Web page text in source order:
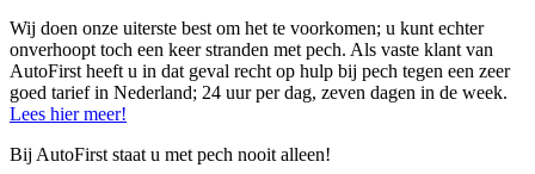
Wij doen onze uiterste best om het te voorkomen; u kunt echter
onverhoopt toch een keer stranden met pech. Als vaste klant van
AutoFirst heeft u in dat geval recht op hulp bij pech tegen een zeer
goed tarief in Nederland; 24 uur per dag, zeven dagen in de week.
Lees hier meer!
Bij AutoFirst staat u met pech nooit alleen!